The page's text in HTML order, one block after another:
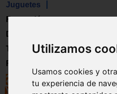
Utilizamos
Usamos cookies y
tu experiencia de
Juguetes
Formación
Directorio
Trabajo
Registro